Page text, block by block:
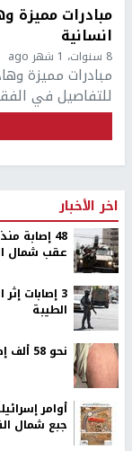
مبادرات مميزة
انسانية
8 سنوات، 1 شهر ago
مبادرات مميزة
للتفاصيل في
اخر الأخبار
48 إصابة
عقب شمال
‏3 إصابات
الطيبة
نحو 58 ألف إصابة بجدري الماء في قطاع غزة منذ بداية العام
أوامر
جبع شمال